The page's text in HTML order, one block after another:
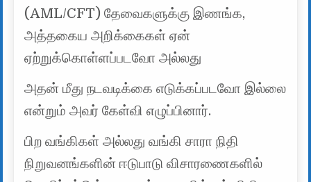
(AML/CFT) தேவைகளுக்கு இணங்க,
அத்தகைய அறிக்கைகள் ஏன்
ஏற்றுக்கொள்ளப்படவோ அல்லது
அதன் மீது நடவடிக்கை எடுக்கப்படவோ இல்லை
என்றும் அவர் கேள்வி எழுப்பினார்.
பிற வங்கிகள் அல்லது வங்கி சாரா நிதி
நிறுவனங்களின் ஈடுபாடு விசாரணைகளில்